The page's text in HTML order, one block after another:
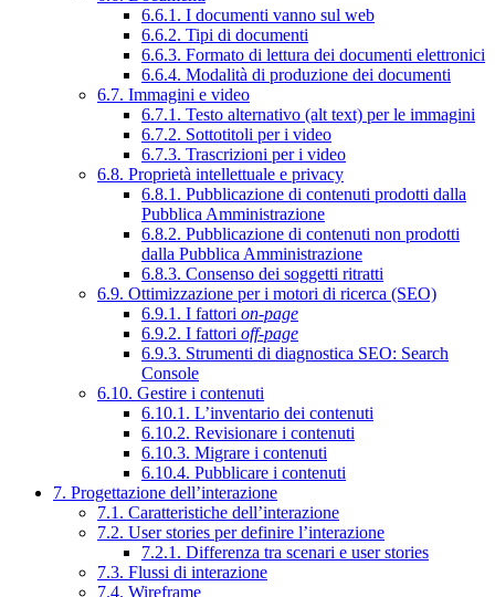
6.6.1. I documenti vanno sul web
6.6.2. Tipi di documenti
6.6.3. Formato di lettura dei documenti elettronici
6.6.4. Modalità di produzione dei documenti
6.7. Immagini e video
6.7.1. Testo alternativo (alt text) per le immagini
6.7.2. Sottotitoli per i video
6.7.3. Trascrizioni per i video
6.8. Proprietà intellettuale e privacy
6.8.1. Pubblicazione di contenuti prodotti dalla
Pubblica Amministrazione
6.8.2. Pubblicazione di contenuti non prodotti
dalla Pubblica Amministrazione
6.8.3. Consenso dei soggetti ritratti
6.9. Ottimizzazione per i motori di ricerca (SEO)
6.9.1. I fattori on-page
6.9.2. I fattori off-page
6.9.3. Strumenti di diagnostica SEO: Search
Console
6.10. Gestire i contenuti
6.10.1. L’inventario dei contenuti
6.10.2. Revisionare i contenuti
6.10.3. Migrare i contenuti
6.10.4. Pubblicare i contenuti
7. Progettazione dell’interazione
7.1. Caratteristiche dell’interazione
7.2. User stories per definire l’interazione
7.2.1. Differenza tra scenari e user stories
7.3. Flussi di interazione
7.4. Wireframe